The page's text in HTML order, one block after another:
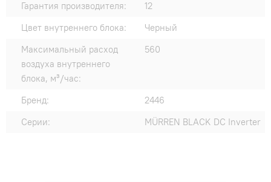
Гарантия производителя:
12
Цвет внутреннего блока:
Черный
Максимальный расход
воздуха внутреннего
блока, м³/час:
560
Бренд:
2446
Серии:
MÜRREN BLACK DC Inverter